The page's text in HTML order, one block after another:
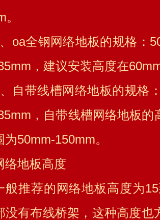
oa全钢网络地板的规格：
，建议安装高度在
自带线槽网络地板的规格
，自带线槽网络地板
为50mm-150mm。
络地板高度
般推荐的网络地板高度为
没有布线桥架，这种高度也